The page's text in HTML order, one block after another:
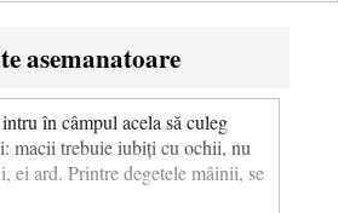
asemanatoare
în câmpul acela să culeg
macii trebuie iubiți cu ochii, nu
ei ard. Printre degetele mâinii, se